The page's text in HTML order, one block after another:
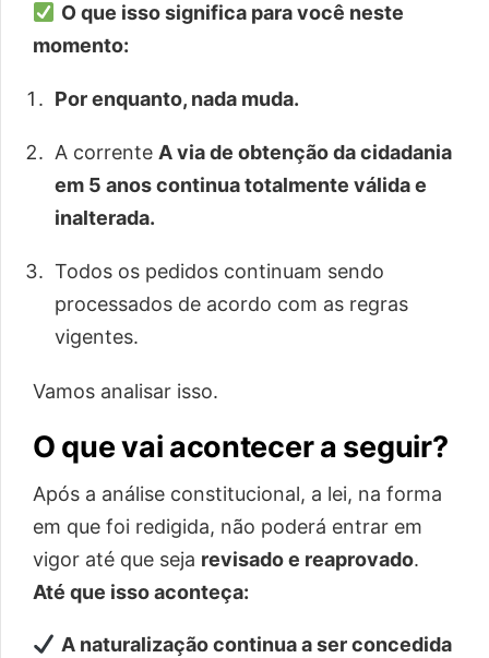
O que isso significa para você neste
momento:
Por enquanto, nada muda.
A corrente A via de obtenção da cidadania
em 5 anos continua totalmente válida e
inalterada.
Todos os pedidos continuam sendo
processados de acordo com as regras
vigentes.
Vamos analisar isso.
O que vai acontecer a seguir?
Após a análise constitucional, a lei, na forma
em que foi redigida, não poderá entrar em
vigor até que seja revisado e reaprovado.
Até que isso aconteça:
A naturalização continua a ser concedida